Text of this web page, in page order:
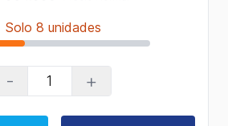
Solo 8 unidades
- +